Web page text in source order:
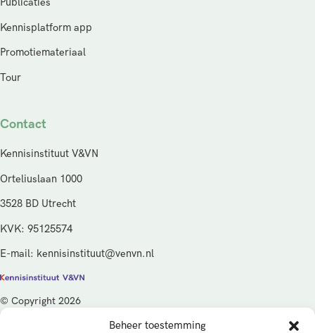
Beheer toestemming
Publicaties
Kennisplatform app
Promotiemateriaal
Tour
Contact
Kennisinstituut V&VN
Orteliuslaan 1000
3528 BD Utrecht
KVK: 95125574
E-mail: kennisinstituut@venvn.nl
© Copyright 2026